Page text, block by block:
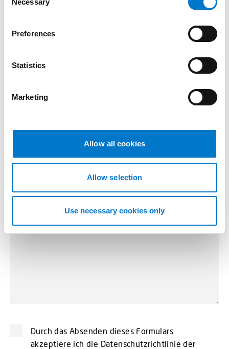
Necessary
Preferences
Statistics
Marketing
Allow all cookies
Allow selection
Use necessary cookies only
E-Mail *
Telefonnummer
Betreff *
Nachricht *
Durch das Absenden dieses Formulars
akzeptiere ich die Datenschutzrichtlinie der